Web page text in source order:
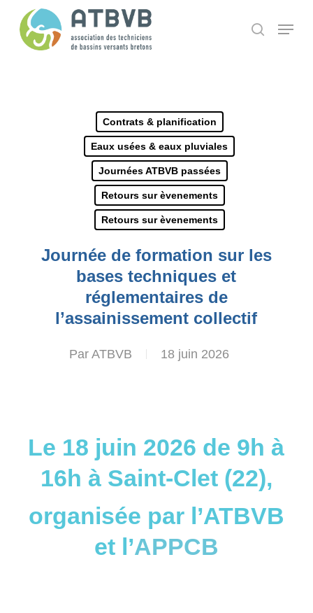
search
Menu
Contrats & planification
Eaux usées & eaux pluviales
Journées ATBVB passées
Retours sur èvenements
Retours sur èvenements
Journée de formation sur les
bases techniques et
réglementaires de
l’assainissement collectif
Par ATBVB 18 juin 2026
Le 18 juin 2026 de 9h à
16h à Saint-Clet (22),
organisée par l’ATBVB
et l’APPCB
Panneau de gestion des cookies